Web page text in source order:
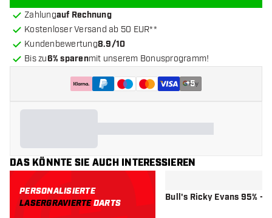
Zahlungauf Rechnung
Kostenloser Versand ab 50 EUR**
Kundenbewertung8.9/10
Bis zu6% sparenmit unserem Bonusprogramm!
+5
DAS KÖNNTE SIE AUCH INTERESSIEREN
PERSONALISIERTE
LASERGRAVIERTEDARTS
Bull's Ricky Evans 95% -